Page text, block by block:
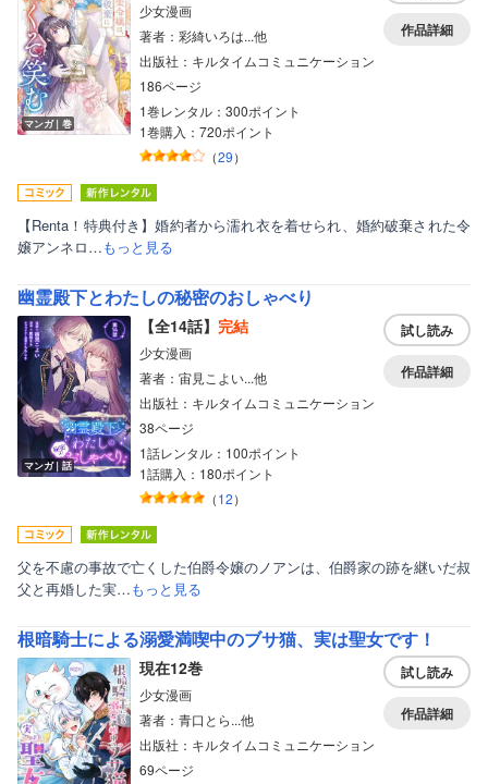
マンガ｜巻
少女漫画
著者：彩綺いろは...他
出版社：キルタイムコミュニケーション
186ページ
1巻レンタル：300ポイント
1巻購入：720ポイント
（29）
作品詳細
【Renta！特典付き】婚約者から濡れ衣を着せられ、婚約破棄された令
嬢アンネロ…もっと見る
幽霊殿下とわたしの秘密のおしゃべり
マンガ｜話
【全14話】 完結
少女漫画
著者：宙見こよい...他
出版社：キルタイムコミュニケーション
38ページ
1話レンタル：100ポイント
1話購入：180ポイント
（12）
試し読み
作品詳細
父を不慮の事故で亡くした伯爵令嬢のノアンは、伯爵家の跡を継いだ叔
父と再婚した実…もっと見る
根暗騎士による溺愛満喫中のブサ猫、実は聖女です！
現在12巻
少女漫画
著者：青口とら...他
出版社：キルタイムコミュニケーション
69ページ
試し読み
作品詳細